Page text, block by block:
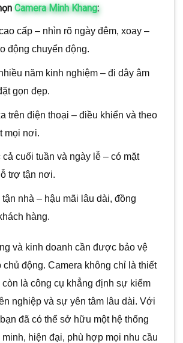
Camera Minh Khang:
cấp – nhìn rõ ngày đêm, xoay –
động chuyển động.
năm kinh nghiệm – đi dây âm
gọn đẹp.
trên điện thoại – điều khiển và theo
mọi nơi.
cả cuối tuần và ngày lễ – có mặt
trợ tận nơi.
tận nhà – hậu mãi lâu dài, đồng
hàng.
và kinh doanh cần được bảo vệ
chủ động. Camera không chỉ là thiết
còn là công cụ khẳng định sự kiểm
nghiệp và sự yên tâm lâu dài. Với
đã có thể sở hữu một hệ thống
hiện đại, phù hợp mọi nhu cầu